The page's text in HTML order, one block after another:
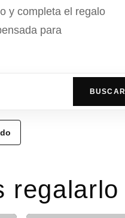
y completa el regalo
para
BUSCAR
regalarlo